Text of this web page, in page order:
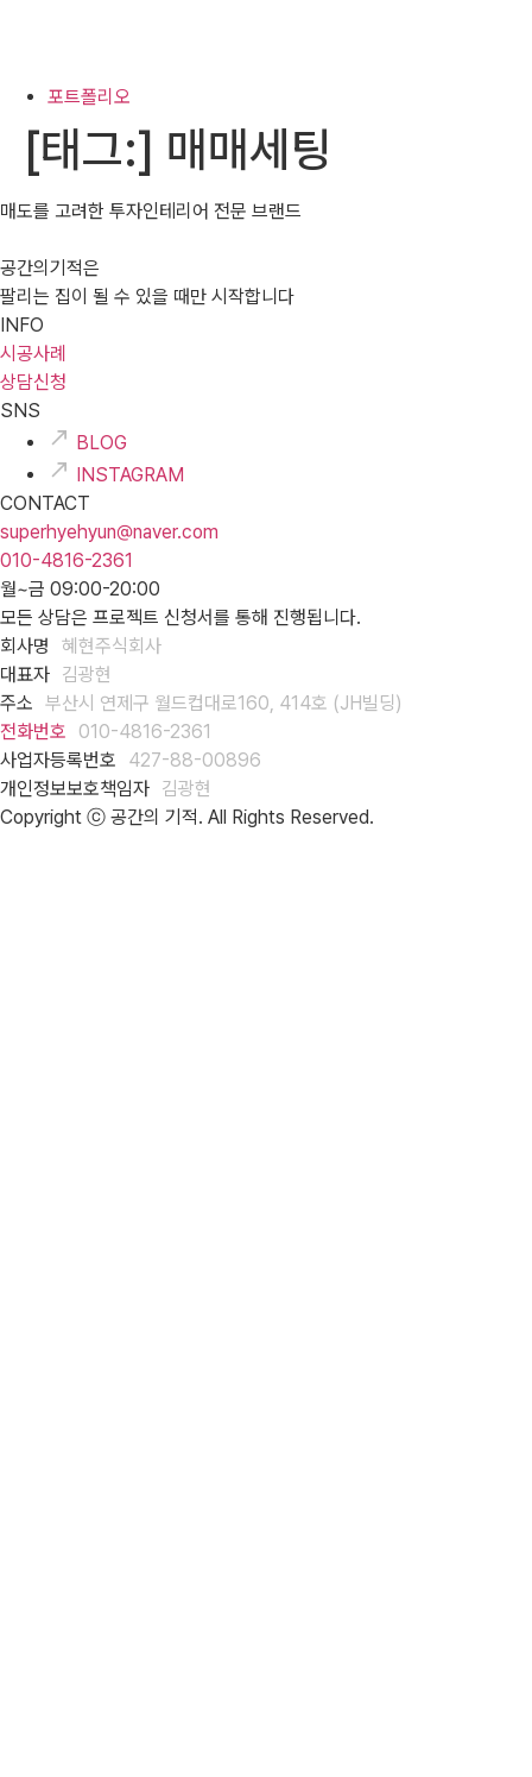
포트폴리오
[태그:] 매매세팅
매도를 고려한 투자인테리어 전문 브랜드
공간의기적은
팔리는 집이 될 수 있을 때만 시작합니다
INFO
시공사례
상담신청
SNS
BLOG
INSTAGRAM
CONTACT
superhyehyun@naver.com
010-4816-2361
월~금 09:00-20:00
모든 상담은 프로젝트 신청서를 통해 진행됩니다.
회사명
혜현주식회사
대표자 김광현
주소 부산시 연제구 월드컵대로160, 414호 (JH빌딩)
전화번호
010-4816-2361
사업자등록번호
427-88-00896
개인정보보호책임자 김광현
Copyright ⓒ 공간의 기적. All Rights Reserved.